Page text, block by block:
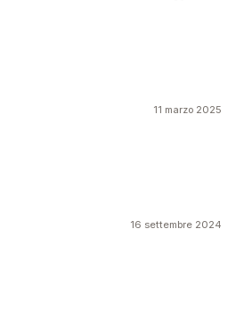
11 marzo 2025
16 settembre 2024